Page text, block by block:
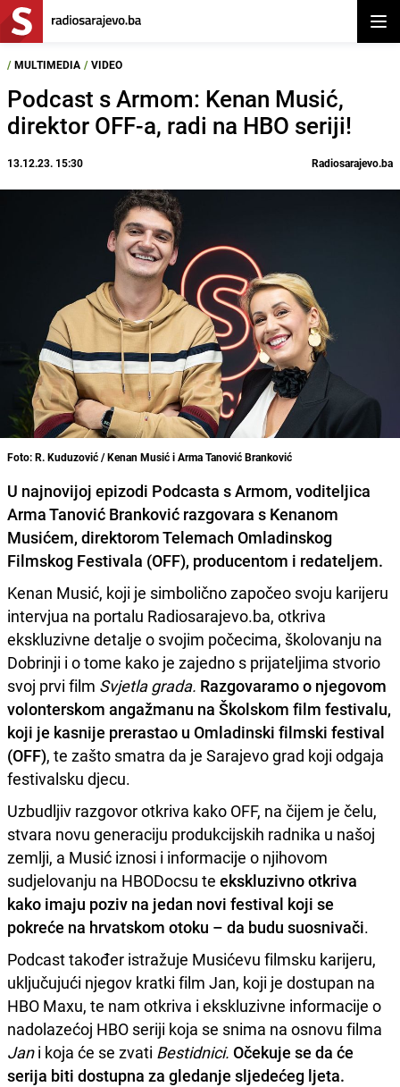
/ MULTIMEDIA / VIDEO
Podcast s Armom: Kenan Musić,
direktor OFF-a, radi na HBO seriji!
13.12.23. 15:30 Radiosarajevo.ba
Foto: R. Kuduzović / Kenan Musić i Arma Tanović Branković
U najnovijoj epizodi Podcasta s Armom, voditeljica
Arma Tanović Branković razgovara s Kenanom
Musićem, direktorom Telemach Omladinskog
Filmskog Festivala (OFF), producentom i redateljem.
Kenan Musić, koji je simbolično započeo svoju karijeru
intervjua na portalu Radiosarajevo.ba, otkriva
ekskluzivne detalje o svojim počecima, školovanju na
Dobrinji i o tome kako je zajedno s prijateljima stvorio
svoj prvi film Svjetla grada. Razgovaramo o njegovom
volonterskom angažmanu na Školskom film festivalu,
koji je kasnije prerastao u Omladinski filmski festival
(OFF), te zašto smatra da je Sarajevo grad koji odgaja
festivalsku djecu.
Uzbudljiv razgovor otkriva kako OFF, na čijem je čelu,
stvara novu generaciju produkcijskih radnika u našoj
zemlji, a Musić iznosi i informacije o njihovom
sudjelovanju na HBODocsu te ekskluzivno otkriva
kako imaju poziv na jedan novi festival koji se
pokreće na hrvatskom otoku – da budu suosnivači.
Podcast također istražuje Musićevu filmsku karijeru,
uključujući njegov kratki film Jan, koji je dostupan na
HBO Maxu, te nam otkriva i ekskluzivne informacije o
nadolazećoj HBO seriji koja se snima na osnovu filma
Jani koja će se zvati Bestidnici. Očekuje se da će
serija biti dostupna za gledanje sljedećeg ljeta.